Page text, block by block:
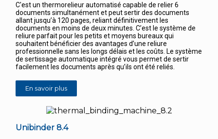
C'est un thermorelieur automatisé capable de relier 6
documents simultanément et peut sertir des documents
allant jusqu’à 120 pages, reliant définitivement les
documents en moins de deux minutes. C’est le système de
reliure parfait pour les petits et moyens bureaux qui
souhaitent bénéficier des avantages d’une reliure
professionnelle sans les longs délais et les coûts. Le système
de sertissage automatique intégré vous permet de sertir
facilement les documents après qu’ils ont été reliés.
En savoir plus
Unibinder 8.4